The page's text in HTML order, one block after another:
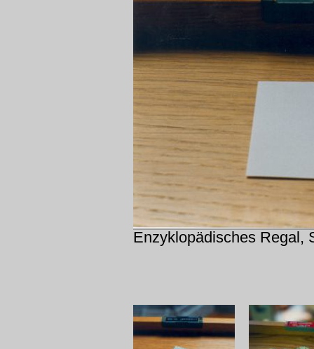
Enzyklopädisches Regal,